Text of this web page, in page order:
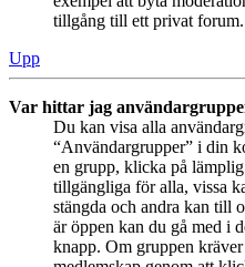
tillgång till ett privat forum.
Upp
Var hittar jag
Du kan visa alla
“Användargrupper” i din
en grupp, klicka på
tillgängliga för alla, vissa
stängda och andra kan till
är öppen kan du gå med i
knapp. Om gruppen